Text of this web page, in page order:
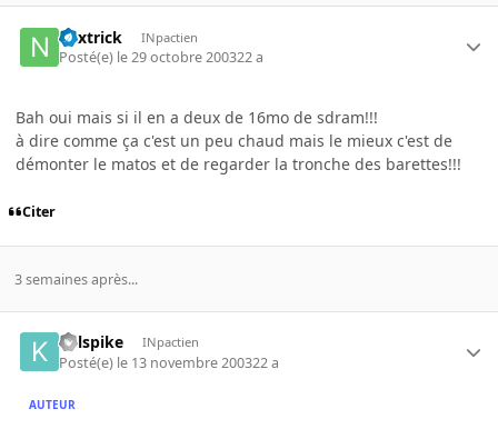
nextrick INpactien
Posté(e) le 29 octobre 200322 a
Bah oui mais si il en a deux de 16mo de sdram!!!
à dire comme ça c'est un peu chaud mais le mieux c'est de
démonter le matos et de regarder la tronche des barettes!!!
Citer
3 semaines après...
kelspike INpactien
Posté(e) le 13 novembre 200322 a
AUTEUR